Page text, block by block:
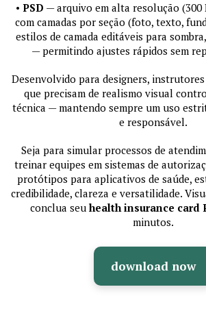
• PSD — arquivo em alta resolução (300
com camadas por seção (foto, texto,
estilos de camada editáveis para
— permitindo ajustes rápidos sem
Desenvolvido para designers,
que precisam de realismo visual
técnica — mantendo sempre um uso
e responsável.
Seja para simular processos de
treinar equipes em sistemas de
protótipos para aplicativos de saúde,
credibilidade, clareza e versatilidade.
conclua seu health insurance card
minutos.
download now